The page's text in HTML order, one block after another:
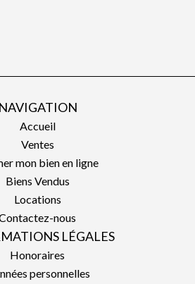
NAVIGATION
Accueil
Ventes
mon bien en ligne
Biens Vendus
Locations
nous
LÉGALES
Honoraires
personnelles